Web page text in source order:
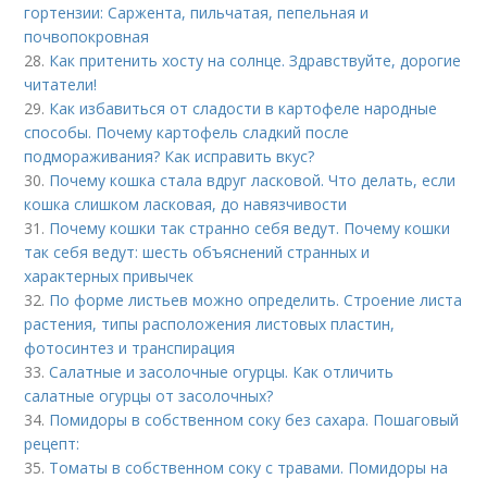
гортензии: Саржента, пильчатая, пепельная и
почвопокровная
28. Как притенить хосту на солнце. Здравствуйте, дорогие
читатели!
29. Как избавиться от сладости в картофеле народные
способы. Почему картофель сладкий после
подмораживания? Как исправить вкус?
30. Почему кошка стала вдруг ласковой. Что делать, если
кошка слишком ласковая, до навязчивости
31. Почему кошки так странно себя ведут. Почему кошки
так себя ведут: шесть объяснений странных и
характерных привычек
32. По форме листьев можно определить. Строение листа
растения, типы расположения листовых пластин,
фотосинтез и транспирация
33.Салатные и засолочные огурцы. Как отличить
салатные огурцы от засолочных?
34. Помидоры в собственном соку без сахара. Пошаговый
рецепт:
35. Томаты в собственном соку с травами. Помидоры на